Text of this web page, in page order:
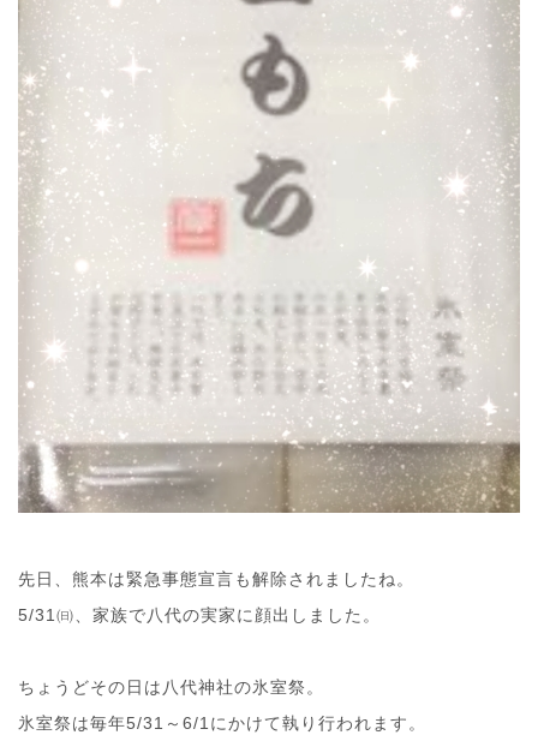
先日、熊本は緊急事態宣言も解除されましたね。
5/31㈰、家族で八代の実家に顔出しました。
ちょうどその日は八代神社の氷室祭。
氷室祭は毎年5/31～6/1にかけて執り行われます。